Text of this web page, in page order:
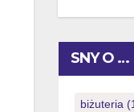
you may a
the both
members
SNY O …
biżuteria